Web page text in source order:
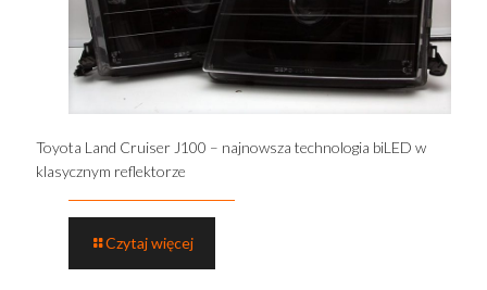
Toyota Land Cruiser J100 – najnowsza technologia biLED w
klasycznym reflektorze
Czytaj więcej